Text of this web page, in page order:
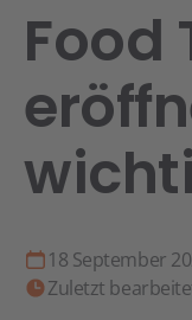
Food
18 September
Zuletzt